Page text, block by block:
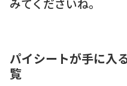
パイシートが手に入
覧